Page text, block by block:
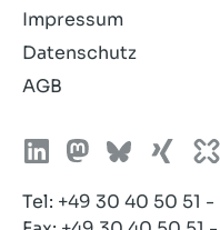
Impressum
Datenschutz
AGB
Tel: +49 30 40 50 51 -